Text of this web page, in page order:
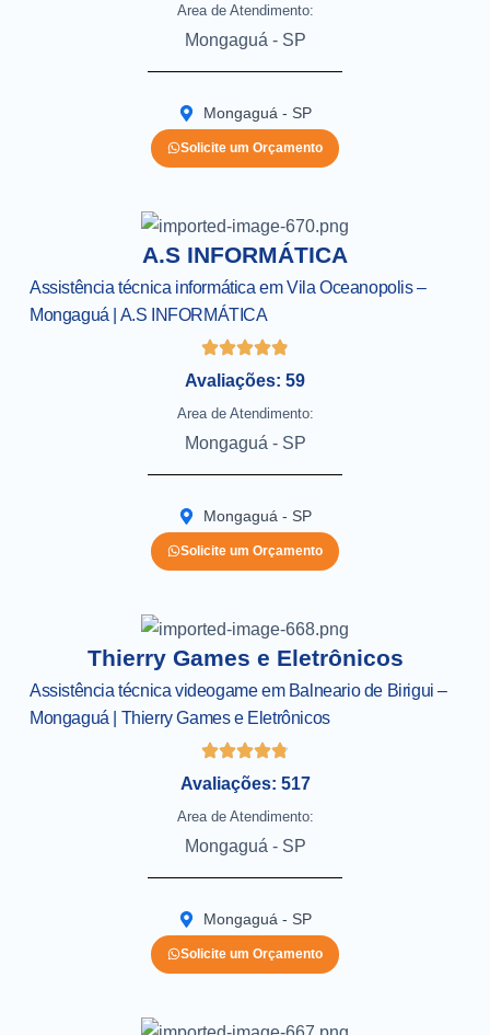
Area de Atendimento:
Mongaguá - SP
Mongaguá - SP
Solicite um Orçamento
A.S INFORMÁTICA
Assistência técnica informática em Vila Oceanopolis –
Mongaguá | A.S INFORMÁTICA
Avaliações: 59
Area de Atendimento:
Mongaguá - SP
Mongaguá - SP
Solicite um Orçamento
Thierry Games e Eletrônicos
Assistência técnica videogame em Balneario de Birigui –
Mongaguá | Thierry Games e Eletrônicos
Avaliações: 517
Area de Atendimento:
Mongaguá - SP
Mongaguá - SP
Solicite um Orçamento